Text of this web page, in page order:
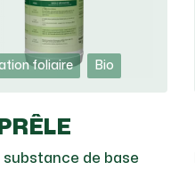
foliaire Bio
substance de base